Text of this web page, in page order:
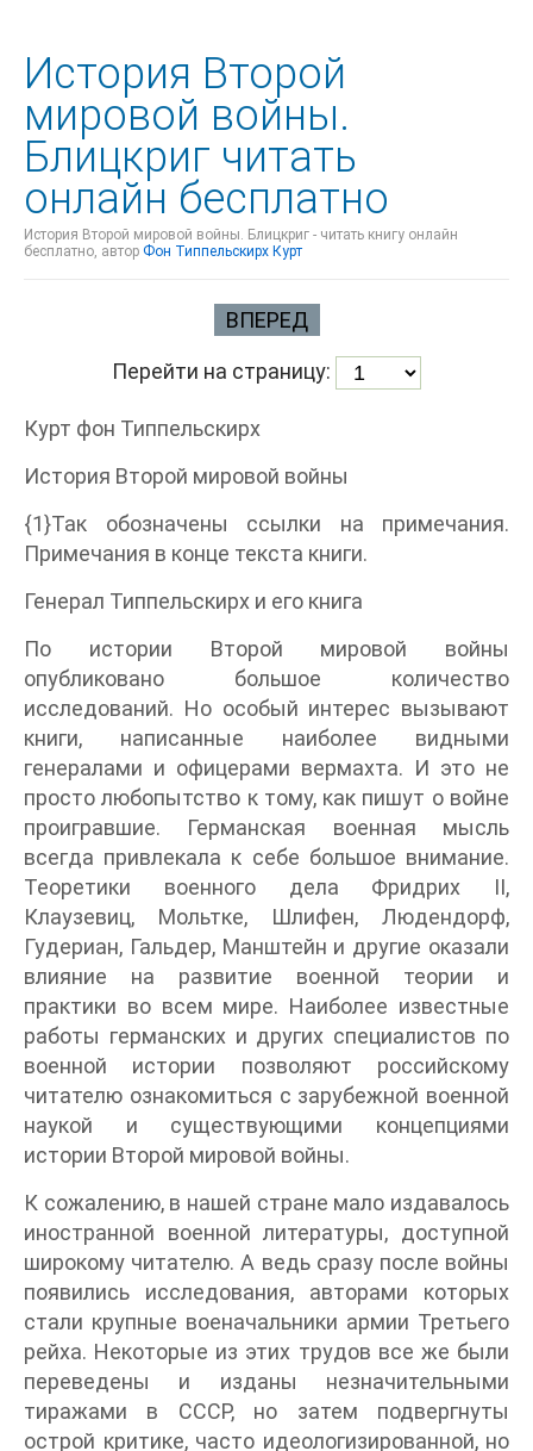
История Второй
мировой войны.
Блицкриг читать
онлайн бесплатно
История Второй мировой войны. Блицкриг - читать книгу онлайн
бесплатно, автор Фон Типпельскирх Курт
ВПЕРЕД
Перейти на страницу:
Курт фон Типпельскирх
История Второй мировой войны
{1}Так обозначены ссылки на примечания.
Примечания в конце текста книги.
Генерал Типпельскирх и его книга
По истории Второй мировой войны
опубликовано большое количество
исследований. Но особый интерес вызывают
книги, написанные наиболее видными
генералами и офицерами вермахта. И это не
просто любопытство к тому, как пишут о войне
проигравшие. Германская военная мысль
всегда привлекала к себе большое внимание.
Теоретики военного дела Фридрих II,
Клаузевиц, Мольтке, Шлифен, Людендорф,
Гудериан, Гальдер, Манштейн и другие оказали
влияние на развитие военной теории и
практики во всем мире. Наиболее известные
работы германских и других специалистов по
военной истории позволяют российскому
читателю ознакомиться с зарубежной военной
наукой и существующими концепциями
истории Второй мировой войны.
К сожалению, в нашей стране мало издавалось
иностранной военной литературы, доступной
широкому читателю. А ведь сразу после войны
появились исследования, авторами которых
стали крупные военачальники армии Третьего
рейха. Некоторые из этих трудов все же были
переведены и изданы незначительными
тиражами в СССР, но затем подвергнуты
острой критике, часто идеологизированной, но